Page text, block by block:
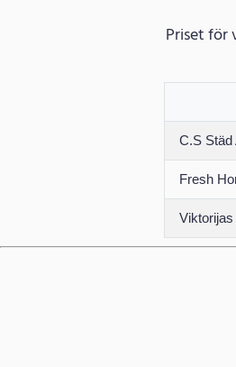
Priset för
C.S Städ
Fresh